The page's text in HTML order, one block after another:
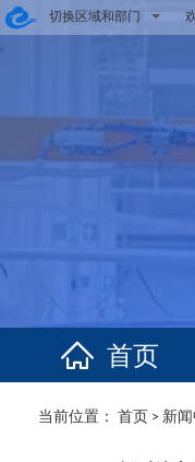
切换区域和部门
首页
当前位置： 首页 > 新